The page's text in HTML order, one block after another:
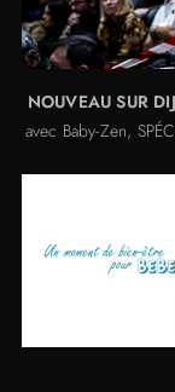
NOUVEAU SUR
avec Baby-Zen,